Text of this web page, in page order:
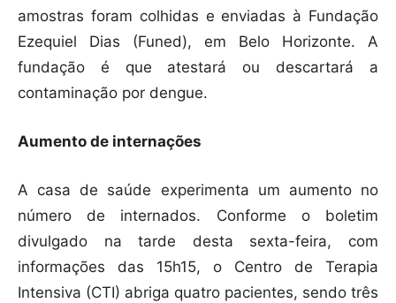
amostras foram colhidas e enviadas à Fundação
Ezequiel Dias (Funed), em Belo Horizonte. A
fundação é que atestará ou descartará a
contaminação por dengue.
Aumento de internações
A casa de saúde experimenta um aumento no
número de internados. Conforme o boletim
divulgado na tarde desta sexta-feira, com
informações das 15h15, o Centro de Terapia
Intensiva (CTI) abriga quatro pacientes, sendo três